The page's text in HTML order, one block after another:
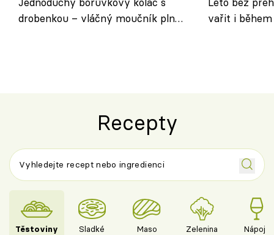
drobenkou – vláčný moučník plný
vařit i
Recepty
Těstoviny Sladké Maso Zelenina Nápoje